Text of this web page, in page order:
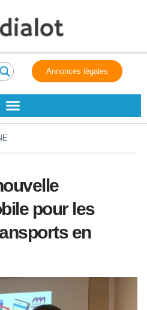
Annonces légales
pour les
en